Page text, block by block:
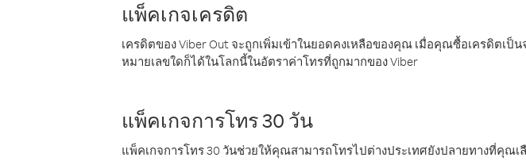
แพ็คเกจเครดิต
เครดิตของ Viber Out จะถูกเพิ่มเข้าในยอดคงเหลือของคุณ เมื่อคุณซื้อเครดิตเ
หมายเลขใดก็ได้ในโลกนี้ในอัตราค่าโทรที่ถูกมากของ Viber
แพ็คเกจการโทร 30 วัน
แพ็คเกจการโทร 30 วันช่วยให้คุณสามารถโทรไปต่างประเทศยังปลายทางที่คุณ